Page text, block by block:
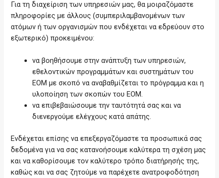
Για τη διαχείριση των υπηρεσιών μας, θα μοιραζόμαστε
πληροφορίες με άλλους (συμπεριλαμβανομένων των
ατόμων ή των οργανισμών που ενδέχεται να εδρεύουν στο
εξωτερικό) προκειμένου:
να βοηθήσουμε στην ανάπτυξη των υπηρεσιών,
εθελοντικών προγραμμάτων και συστημάτων του
ΕΟΜ με σκοπό να αναβαθμίζεται το πρόγραμμα και η
υλοποίηση των σκοπών του ΕΟΜ.
να επιβεβαιώσουμε την ταυτότητά σας και να
διενεργούμε ελέγχους κατά απάτης.
Ενδέχεται επίσης να επεξεργαζόμαστε τα προσωπικά σας
δεδομένα για να σας κατανοήσουμε καλύτερα τη σχέση μας
και να καθορίσουμε τον καλύτερο τρόπο διατήρησής της,
καθώς και να σας ζητούμε να παρέχετε ανατροφοδότηση